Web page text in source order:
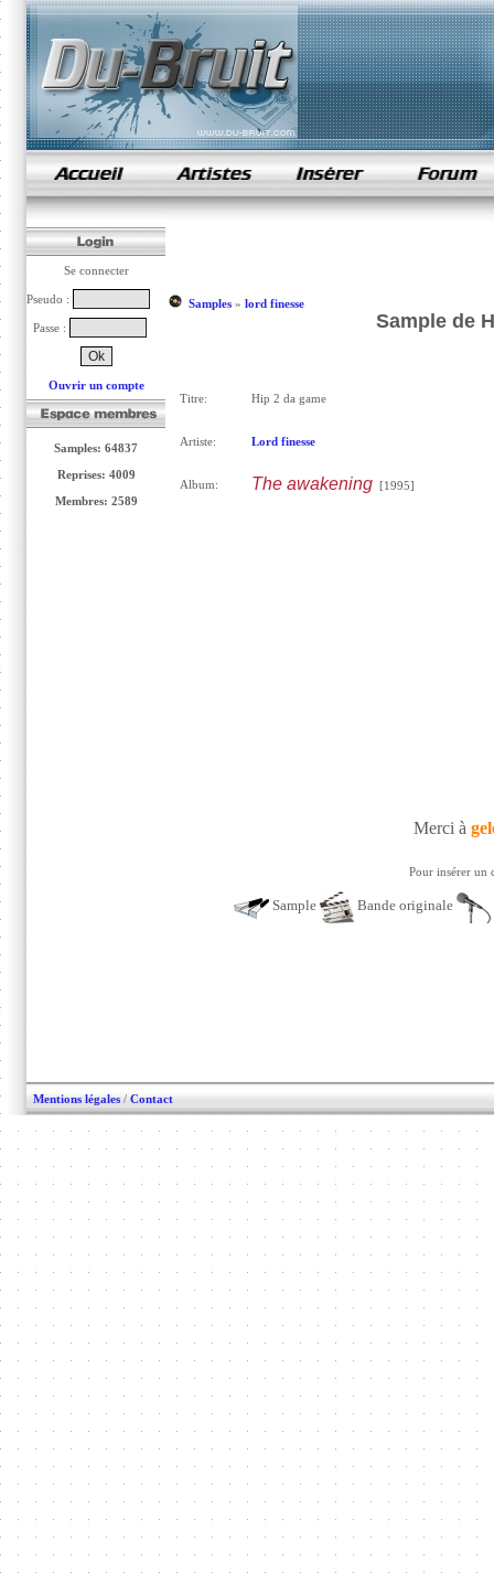
samples de rap
Se connecter
Pseudo :
Passe :
Ouvrir un compte
Samples: 64837
Reprises: 4009
Membres: 2589
Samples» lord finesse
Sample de
Titre: Hip 2 da game
Artiste: Lord finesse
Album: The awakening[1995]
Merci à
Pour insérer un
Sample Bande originale
Mentions légales / Contact